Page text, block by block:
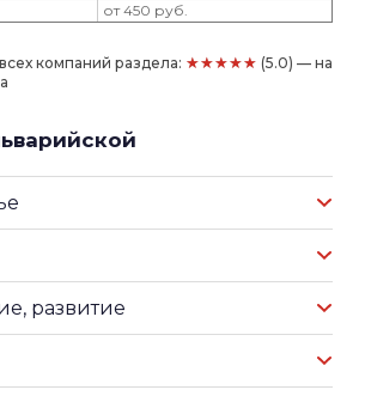
от 450 руб.
компаний раздела: ★★★★★ (5.0) — на
развитие